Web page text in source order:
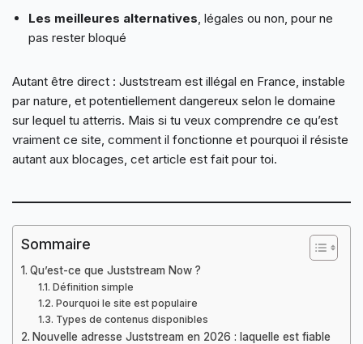
Les meilleures alternatives , légales ou non, pour ne
pas rester bloqué
Autant être direct : Juststream est illégal en France, instable
par nature, et potentiellement dangereux selon le domaine
sur lequel tu atterris. Mais si tu veux comprendre ce qu’est
vraiment ce site, comment il fonctionne et pourquoi il résiste
autant aux blocages, cet article est fait pour toi.
Sommaire
Qu’est-ce que Juststream Now ?
Définition simple
Pourquoi le site est populaire
Types de contenus disponibles
Nouvelle adresse Juststream en 2026 : laquelle est fiable